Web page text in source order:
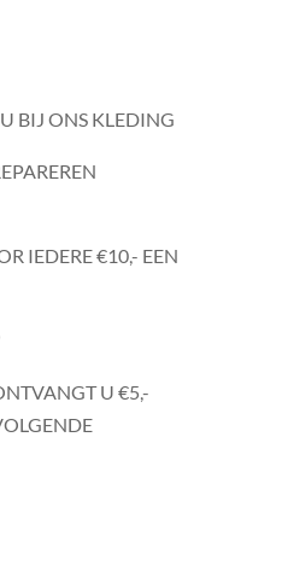
BIJ ONS KLEDING
IEDERE €10,- EEN
U €5,-